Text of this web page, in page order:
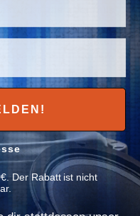
die ebenfalls
Der 25 mm
CSM4.2C enthalten)
mit linearem
Der Rabatt ist nicht